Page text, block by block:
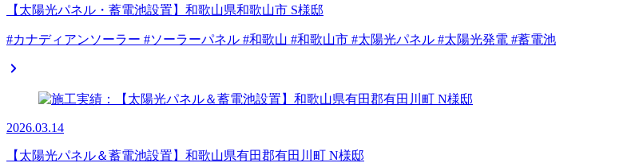
【太陽光パネル・蓄電池設置】和歌山県和歌山市 S様邸
#カナディアンソーラー #ソーラーパネル #和歌山 #和歌山市 #太陽光パネル #太陽光発電 #蓄電池
2026.03.14
【太陽光パネル＆蓄電池設置】和歌山県有田郡有田川町 N様邸